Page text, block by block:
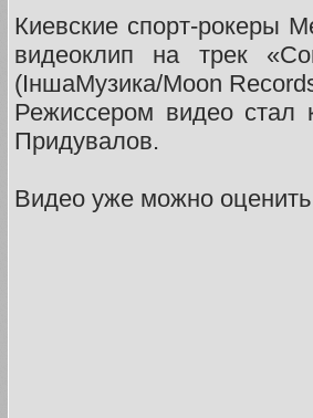
Киевские спорт-рокеры
видеоклип на трек
(IншаМузика/Moon
Режиссером видео стал
Придувалов.
Видео уже можно оценить